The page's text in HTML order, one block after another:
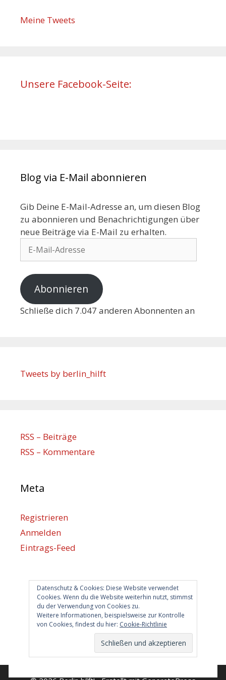
Meine Tweets
Unsere Facebook-Seite:
Blog via E-Mail abonnieren
Gib Deine E-Mail-Adresse an, um diesen Blog
zu abonnieren und Benachrichtigungen über
neue Beiträge via E-Mail zu erhalten.
Abonnieren
Schließe dich 7.047 anderen Abonnenten an
Datenschutz & Cookies: Diese Website verwendet
Cookies. Wenn du die Website weiterhin nutzt, stimmst
du der Verwendung von Cookies zu.
Weitere Informationen, beispielsweise zur Kontrolle
von Cookies, findest du hier: Cookie-Richtlinie
Tweets by berlin_hilft
RSS – Beiträge
RSS – Kommentare
Meta
Registrieren
Anmelden
Eintrags-Feed
WordPress.org
Berlin hilft
info@berlin-hilft.com